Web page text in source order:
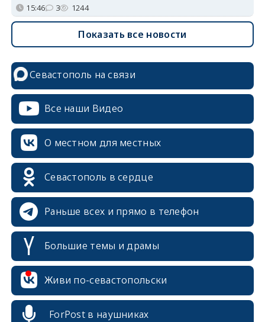
15:46 3 1244
Показать все новости
Севастополь на связи
Все наши Видео
О местном для местных
Севастополь в сердце
Раньше всех и прямо в телефон
Большие темы и драмы
Живи по-севастопольски
ForPost в наушниках